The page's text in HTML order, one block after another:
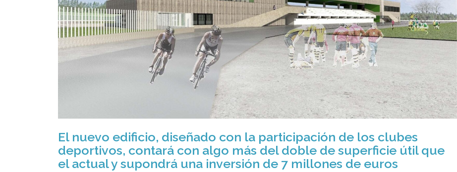
El nuevo edificio, diseñado con la participación de los clubes
deportivos, contará con algo más del doble de superficie útil que
el actual y supondrá una inversión de 7 millones de euros